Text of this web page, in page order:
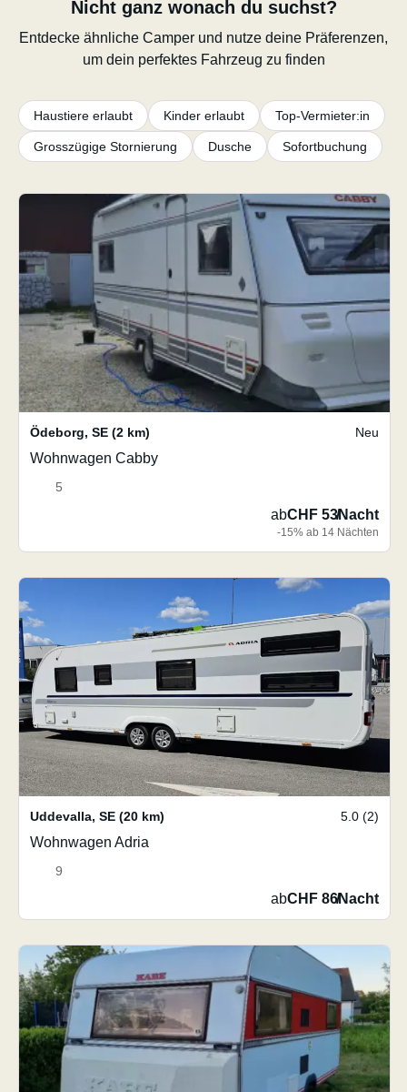
Nicht ganz wonach du suchst?
Entdecke ähnliche Camper und nutze deine Präferenzen,
um dein perfektes Fahrzeug zu finden
Haustiere erlaubt Kinder erlaubt Top-Vermieter:in
Grosszügige Stornierung Dusche Sofortbuchung
Ödeborg, SE (2 km) Neu
Wohnwagen Cabby
5
abCHF 53/Nacht
-15% ab 14 Nächten
Uddevalla, SE (20 km) 5.0 (2)
Wohnwagen Adria
9
abCHF 86/Nacht